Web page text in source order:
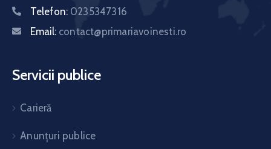
Telefon: 0235347316
Email: contact@primariavoinesti.ro
Servicii publice
Carieră
Anunțuri publice